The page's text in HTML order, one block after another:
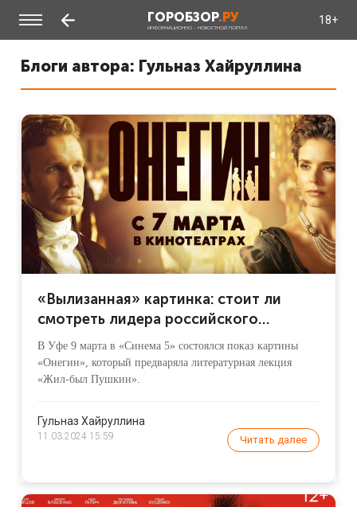
ГОРОБЗОР.РУ
ИНФОРМАЦИОННО - НОВОСТНОЙ ПОРТАЛ
18+
Блоги автора: Гульназ Хайруллина
«Вылизанная» картинка: стоит ли
смотреть лидера российского
проката «Онегин» на большом
экране?
В Уфе 9 марта в «Синема 5» состоялся показ картины
«Онегин», который предваряла литературная лекция
«Жил-был Пушкин».
Гульназ Хайруллина
11.03.2024 15:59 Читать далее